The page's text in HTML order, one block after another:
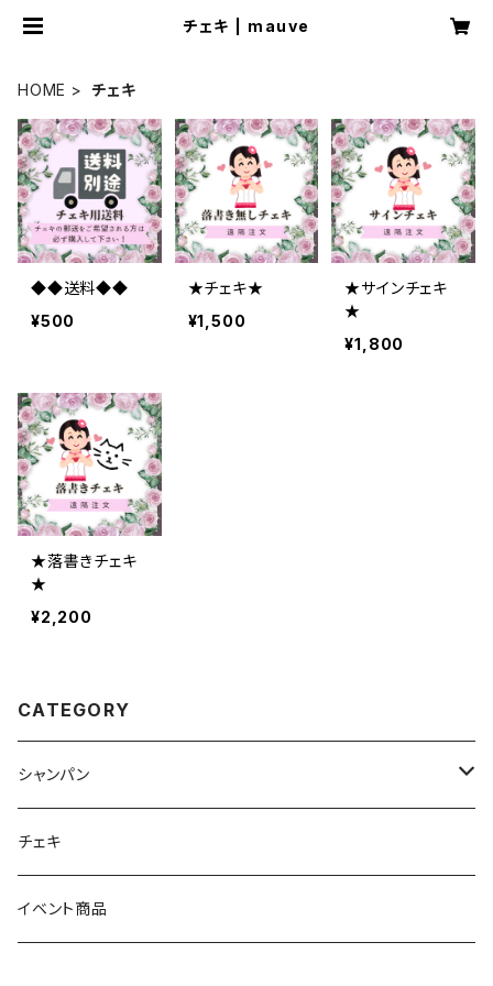
チェキ | mauve
HOME チェキ
◆◆送料◆◆
¥500
★チェキ★
¥1,500
★サインチェキ
★
¥1,800
★落書きチェキ
★
¥2,200
CATEGORY
シャンパン
ノンアルコール
アルコール
チェキ
イベント商品